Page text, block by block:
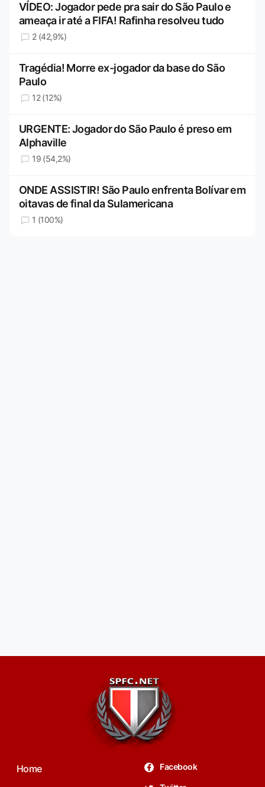
VÍDEO: Jogador pede pra sair do São Paulo e
ameaça ir até a FIFA! Rafinha resolveu tudo
2 (42,9%)
Tragédia! Morre ex-jogador da base do São
Paulo
12 (12%)
URGENTE: Jogador do São Paulo é preso em
Alphaville
19 (54,2%)
ONDE ASSISTIR! São Paulo enfrenta Bolívar em
oitavas de final da Sulamericana
1 (100%)
Home Facebook